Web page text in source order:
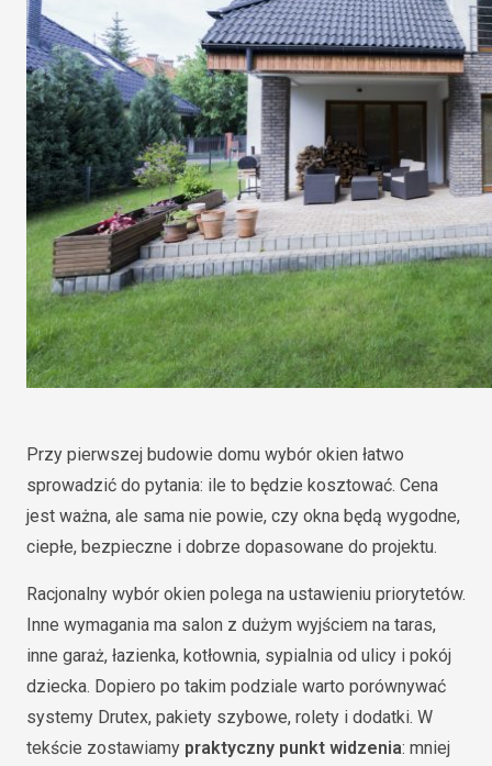
Przy pierwszej budowie domu wybór okien łatwo
sprowadzić do pytania: ile to będzie kosztować. Cena
jest ważna, ale sama nie powie, czy okna będą wygodne,
ciepłe, bezpieczne i dobrze dopasowane do projektu.
Racjonalny wybór okien polega na ustawieniu priorytetów.
Inne wymagania ma salon z dużym wyjściem na taras,
inne garaż, łazienka, kotłownia, sypialnia od ulicy i pokój
dziecka. Dopiero po takim podziale warto porównywać
systemy Drutex, pakiety szybowe, rolety i dodatki. W
tekście zostawiamy praktyczny punkt widzenia: mniej